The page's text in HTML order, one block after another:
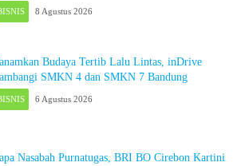
8 Agustus 2026
Budaya Tertib Lalu Lintas, inDrive
SMKN 4 dan SMKN 7 Bandung
6 Agustus 2026
Nasabah Purnatugas, BRI BO Cirebon Kartini